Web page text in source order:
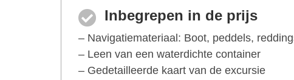
Inbegrepen in de prijs
– Navigatiemateriaal: Boot, peddels,
– Leen van een waterdichte container
– Gedetailleerde kaart van de excursie